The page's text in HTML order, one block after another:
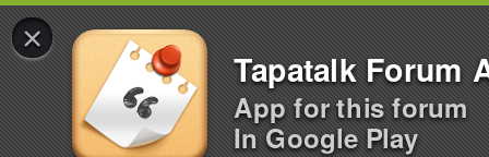
×
Tapatalk Forum
App for this forum
In Google Play